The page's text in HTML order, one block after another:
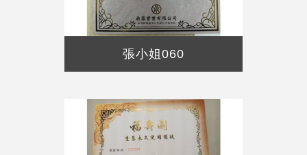
張小姐060